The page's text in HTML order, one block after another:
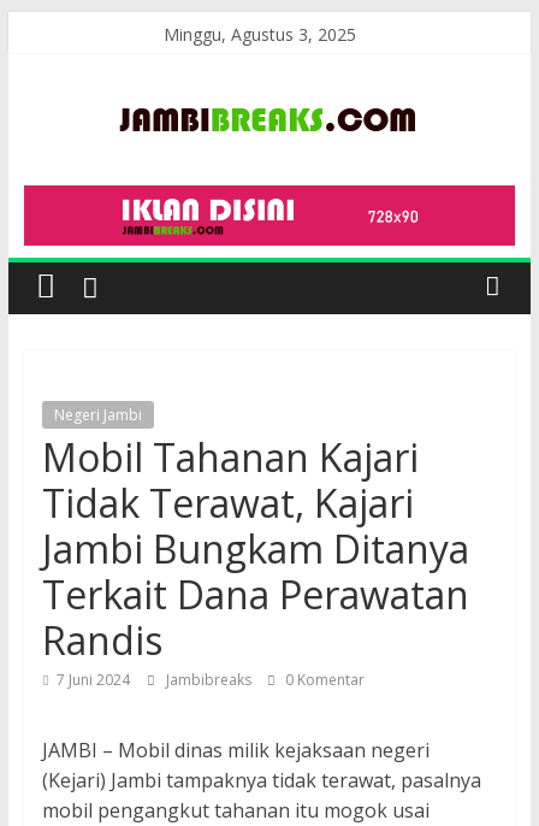
Minggu, Agustus 3, 2025
JambiBreaks
Negeri Jambi
Mobil Tahanan Kajari
Tidak Terawat, Kajari
Jambi Bungkam Ditanya
Terkait Dana Perawatan
Randis
7 Juni 2024 Jambibreaks 0 Komentar
JAMBI – Mobil dinas milik kejaksaan negeri
(Kejari) Jambi tampaknya tidak terawat, pasalnya
mobil pengangkut tahanan itu mogok usai